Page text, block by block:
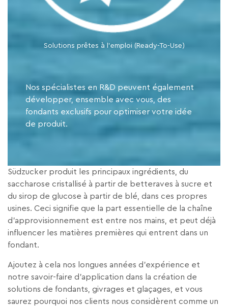
Solutions prêtes à l’emploi (Ready-To-Use)
Nos spécialistes en R&D peuvent également
développer, ensemble avec vous, des
fondants exclusifs pour optimiser votre idée
de produit.
Südzucker produit les principaux ingrédients, du
saccharose cristallisé à partir de betteraves à sucre et
du sirop de glucose à partir de blé, dans ces propres
usines. Ceci signifie que la part essentielle de la chaîne
d’approvisionnement est entre nos mains, et peut déjà
influencer les matières premières qui entrent dans un
fondant.
Ajoutez à cela nos longues années d’expérience et
notre savoir-faire d’application dans la création de
solutions de fondants, givrages et glaçages, et vous
saurez pourquoi nos clients nous considèrent comme un